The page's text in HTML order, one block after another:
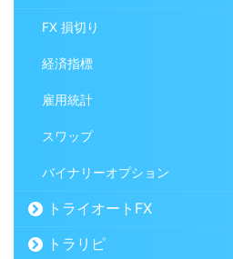
FX 損切り
経済指標
雇用統計
スワップ
バイナリーオプション
トライオートFX
トラリピ